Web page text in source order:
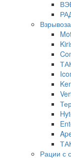
Рации с